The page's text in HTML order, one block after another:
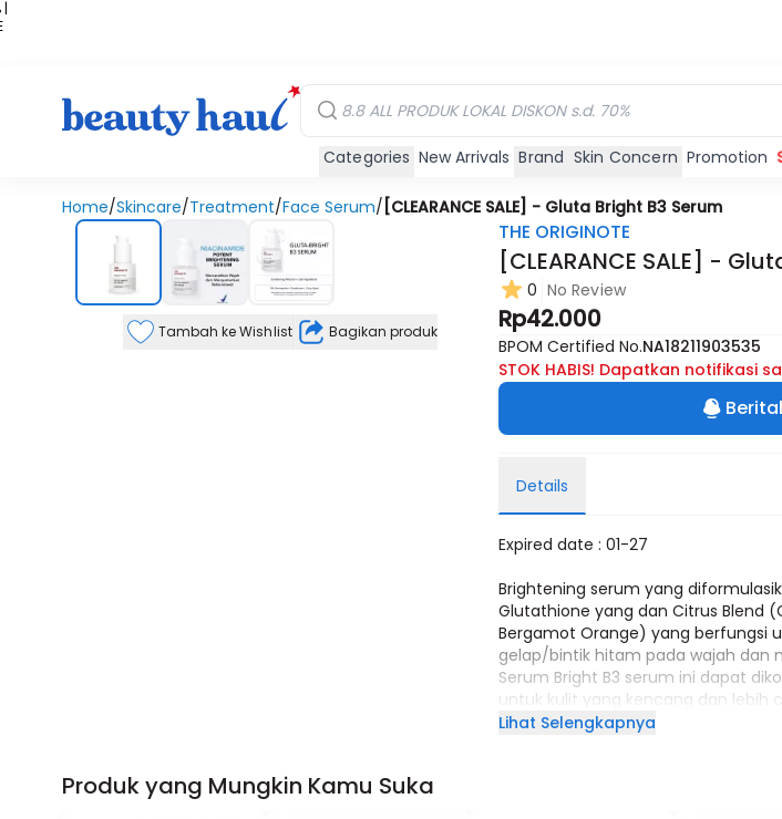
|
Categories New Arrivals Brand Skin Concern Promotion
Home/Skincare/Treatment/Face Serum/ [CLEARANCE SALE] - Gluta Bright B3 Serum
Tambah ke Wishlist Bagikan produk
THE ORIGINOTE
[CLEARANCE SALE] -
0 No Review
Rp42.000
BPOM Certified No.NA18211903535
STOK HABIS! Dapatkan notifikasi
Details
Expired date : 01-27
Brightening serum yang
Glutathione yang dan Citrus Blend
Bergamot Orange) yang berfungsi
gelap/bintik hitam pada wajah dan
Serum Bright B3 serum ini dapat
untuk kulit yang kencang dan lebih
Lihat Selengkapnya
Produk yang Mungkin Kamu Suka